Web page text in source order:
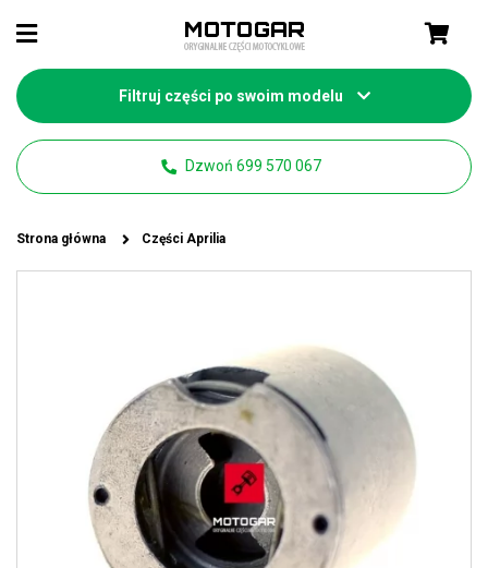
Filtruj części po swoim modelu
Dzwoń 699 570 067
Strona główna Części Aprilia